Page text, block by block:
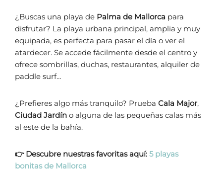
¿Buscas una playa de Palma de Mallorca para
disfrutar? La playa urbana principal, amplia y muy
equipada, es perfecta para pasar el día o ver el
atardecer. Se accede fácilmente desde el centro y
ofrece sombrillas, duchas, restaurantes, alquiler de
paddle surf…
¿Prefieres algo más tranquilo? Prueba Cala Major,
Ciudad Jardín o alguna de las pequeñas calas más
al este de la bahía.
👉 Descubre nuestras favoritas aquí: 5 playas
bonitas de Mallorca